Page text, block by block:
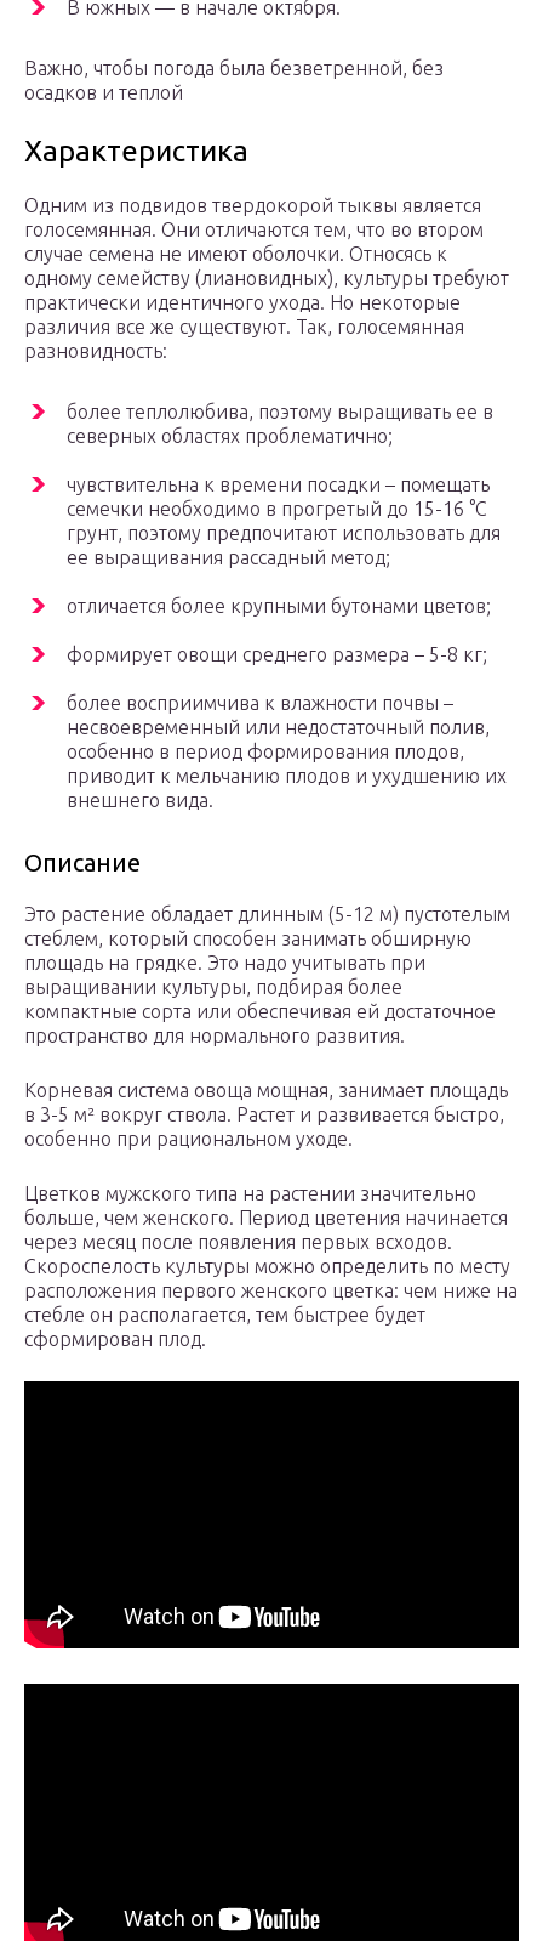
В южных — в начале октября.
Важно, чтобы погода была безветренной, без
осадков и теплой
Характеристика
Одним из подвидов твердокорой тыквы является
голосемянная. Они отличаются тем, что во втором
случае семена не имеют оболочки. Относясь к
одному семейству (лиановидных), культуры требуют
практически идентичного ухода. Но некоторые
различия все же существуют. Так, голосемянная
разновидность:
более теплолюбива, поэтому выращивать ее в
северных областях проблематично;
чувствительна к времени посадки – помещать
семечки необходимо в прогретый до 15-16 °C
грунт, поэтому предпочитают использовать для
ее выращивания рассадный метод;
отличается более крупными бутонами цветов;
формирует овощи среднего размера – 5-8 кг;
более восприимчива к влажности почвы –
несвоевременный или недостаточный полив,
особенно в период формирования плодов,
приводит к мельчанию плодов и ухудшению их
внешнего вида.
Описание
Это растение обладает длинным (5-12 м) пустотелым
стеблем, который способен занимать обширную
площадь на грядке. Это надо учитывать при
выращивании культуры, подбирая более
компактные сорта или обеспечивая ей достаточное
пространство для нормального развития.
Корневая система овоща мощная, занимает площадь
в 3-5 м² вокруг ствола. Растет и развивается быстро,
особенно при рациональном уходе.
Цветков мужского типа на растении значительно
больше, чем женского. Период цветения начинается
через месяц после появления первых всходов.
Скороспелость культуры можно определить по месту
расположения первого женского цветка: чем ниже на
стебле он располагается, тем быстрее будет
сформирован плод.